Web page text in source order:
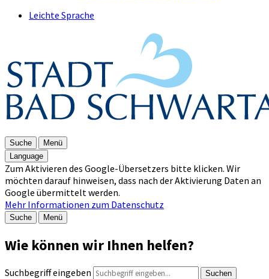
Leichte Sprache
Suche
Menü
Language
Zum Aktivieren des Google-Übersetzers bitte klicken. Wir
möchten darauf hinweisen, dass nach der Aktivierung Daten an
Google übermittelt werden.
Mehr Informationen zum Datenschutz
Suche Menü
Wie können wir Ihnen helfen?
Suchbegriff eingeben Suchen